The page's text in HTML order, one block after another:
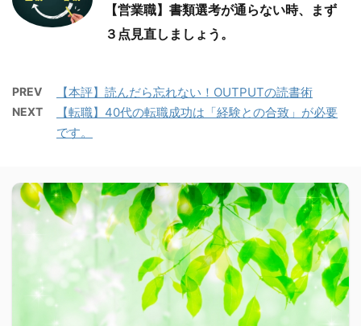
【営業職】書類選考が通らない時、まず
３点見直しましょう。
PREV 【本評】読んだら忘れない！OUTPUTの読書術
NEXT
【転職】40代の転職成功は「経験との合致」が必要
です。